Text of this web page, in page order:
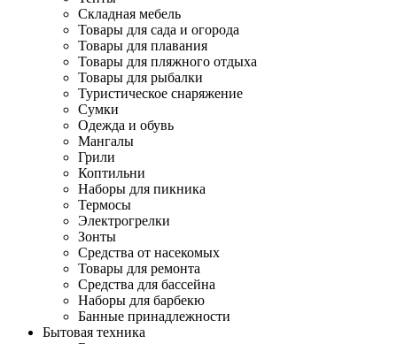
Складная мебель
Товары для сада и огорода
Товары для плавания
Товары для пляжного отдыха
Товары для рыбалки
Туристическое снаряжение
Сумки
Одежда и обувь
Мангалы
Грили
Коптильни
Наборы для пикника
Термосы
Электрогрелки
Зонты
Средства от насекомых
Товары для ремонта
Средства для бассейна
Наборы для барбекю
Банные принадлежности
Бытовая техника